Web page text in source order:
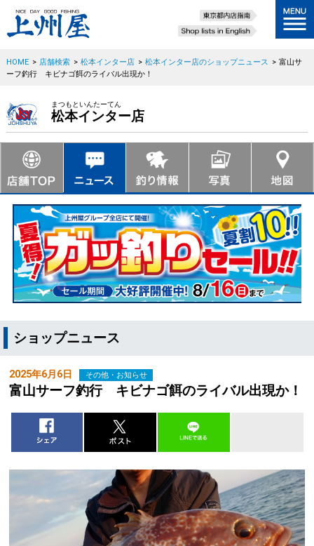
HOME > 店舗検索 > 松本インター店 > 松本インター店のショップニュース > 富山サ
ーフ釣行 キビナゴ餌のライバル出現か！
まつもといんたーてん
松本インター店
ショップニュース
2025年6月6日 その他・お知らせ
富山サーフ釣行 キビナゴ餌のライバル出現か！